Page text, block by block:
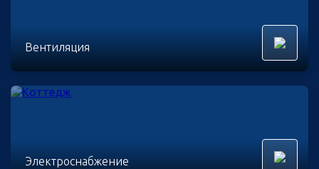
Вентиляция
Электроснабжение